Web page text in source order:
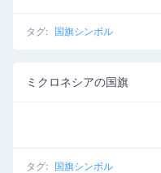
タグ: 国旗シンボル
ミクロネシアの国旗
タグ: 国旗シンボル